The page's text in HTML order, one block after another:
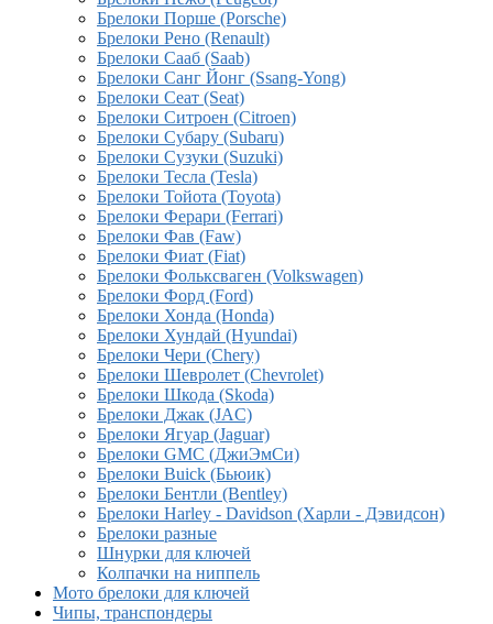
Брелоки Порше (Porsche)
Брелоки Рено (Renault)
Брелоки Сааб (Saab)
Брелоки Санг Йонг (Ssang-Yong)
Брелоки Сеат (Seat)
Брелоки Ситроен (Citroen)
Брелоки Субару (Subaru)
Брелоки Сузуки (Suzuki)
Брелоки Тесла (Tesla)
Брелоки Тойота (Toyota)
Брелоки Ферари (Ferrari)
Брелоки Фав (Faw)
Брелоки Фиат (Fiat)
Брелоки Фольксваген (Volkswagen)
Брелоки Форд (Ford)
Брелоки Хонда (Honda)
Брелоки Хундай (Hyundai)
Брелоки Чери (Chery)
Брелоки Шевролет (Chevrolet)
Брелоки Шкода (Skoda)
Брелоки Джак (JAC)
Брелоки Ягуар (Jaguar)
Брелоки GMC (ДжиЭмСи)
Брелоки Buick (Бьюик)
Брелоки Бентли (Bentley)
Брелоки Harley - Davidson (Харли - Дэвидсон)
Брелоки разные
Шнурки для ключей
Колпачки на ниппель
Мото брелоки для ключей
Чипы, транспондеры